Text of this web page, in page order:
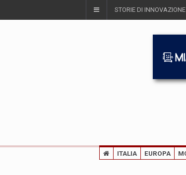
STORIE DI
ITALIA EUROPA